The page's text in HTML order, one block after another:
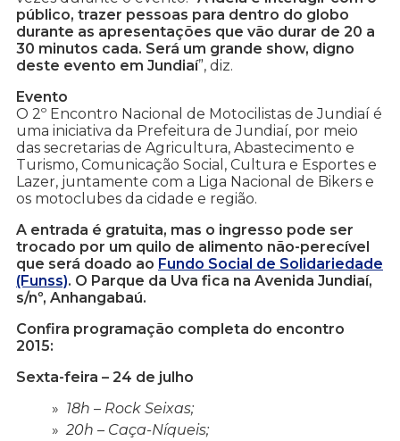
público, trazer pessoas para dentro do globo
durante as apresentações que vão durar de 20 a
30 minutos cada. Será um grande show, digno
deste evento em Jundiaí”, diz.
Evento
O 2º Encontro Nacional de Motocilistas de Jundiaí é
uma iniciativa da Prefeitura de Jundiaí, por meio
das secretarias de Agricultura, Abastecimento e
Turismo, Comunicação Social, Cultura e Esportes e
Lazer, juntamente com a Liga Nacional de Bikers e
os motoclubes da cidade e região.
A entrada é gratuita, mas o ingresso pode ser
trocado por um quilo de alimento não-perecível
que será doado ao Fundo Social de Solidariedade
(Funss). O Parque da Uva fica na Avenida Jundiaí,
s/nº, Anhangabaú.
Confira programação completa do encontro
2015:
Sexta-feira – 24 de julho
18h – Rock Seixas;
20h – Caça-Níqueis;